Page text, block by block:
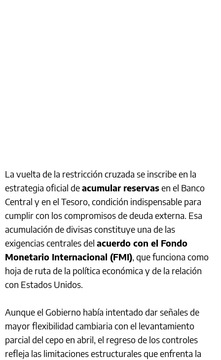
La vuelta de la restricción cruzada se inscribe en la
estrategia oficial deacumular reservasen el Banco
Central y en el Tesoro, condición indispensable para
cumplir con los compromisos de deuda externa. Esa
acumulación de divisas constituye una de las
exigencias centrales del acuerdo con el Fondo
Monetario Internacional (FMI), que funciona como
hoja de ruta de la política económica y de la relación
con Estados Unidos.
Aunque el Gobierno había intentado dar señales de
mayor flexibilidad cambiaria con el levantamiento
parcial del cepo en abril, el regreso de los controles
refleja las limitaciones estructurales que enfrenta la